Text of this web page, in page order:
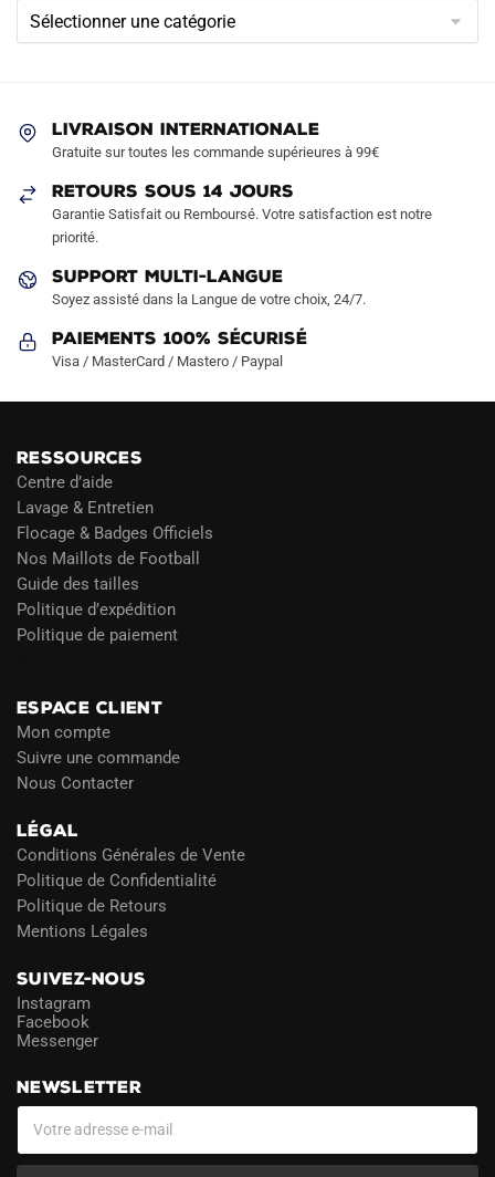
Catégories
LIVRAISON INTERNATIONALE
Gratuite sur toutes les commande supérieures à 99€
RETOURS SOUS 14 JOURS
Garantie Satisfait ou Remboursé. Votre satisfaction est notre
priorité.
SUPPORT MULTI-LANGUE
Soyez assisté dans la Langue de votre choix, 24/7.
Paiements 100% Sécurisé
Visa / MasterCard / Mastero / Paypal
RESSOURCES
Centre d’aide
Lavage & Entretien
Flocage & Badges Officiels
Nos Maillots de Football
Guide des tailles
Politique d’expédition
Politique de paiement
ESPACE CLIENT
Mon compte
Suivre une commande
Nous Contacter
LÉGAL
Conditions Générales de Vente
Politique de Confidentialité
Politique de Retours
Mentions Légales
SUIVEZ-NOUS
Instagram
Facebook
Messenger
NEWSLETTER